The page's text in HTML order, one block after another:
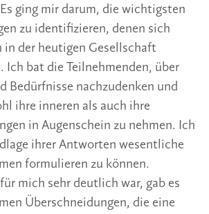
ging mir darum, die wichtigsten
zu identifizieren, denen sich
in der heutigen Gesellschaft
Ich bat die Teilnehmenden, über
Bedürfnisse nachzudenken und
ihre inneren als auch ihre
in Augenschein zu nehmen. Ich
ihrer Antworten wesentliche
formulieren zu können.
mich sehr deutlich war, gab es
Überschneidungen, die eine